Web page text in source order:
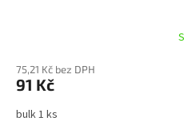
75,21 Kč bez DPH
91 Kč
bulk 1 ks